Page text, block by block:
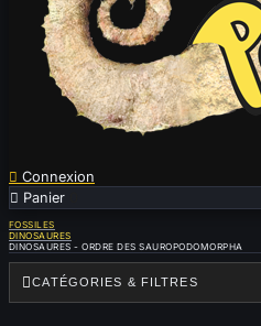
 Connexion
 Panier
FOSSILES
DINOSAURES
DINOSAURES - ORDRE DES SAUROPODOMORPHA
CATÉGORIES & FILTRES